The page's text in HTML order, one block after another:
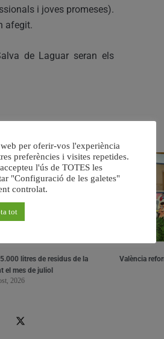
i joves promeses).
afegit.
de Laguar seran els
litres de residus de la
el mes de juliol
2026
València
per oferir-vos l'experiència
preferències i visites repetides.
l'ús de TOTES les
"Configuració de les galetes"
controlat.
tot